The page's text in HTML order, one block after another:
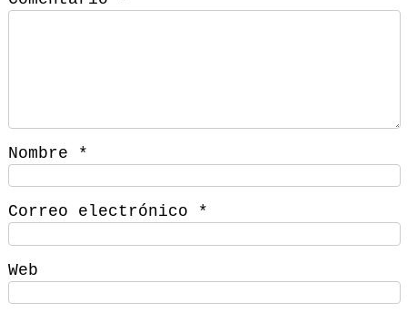
Nombre *
Correo electrónico *
Web